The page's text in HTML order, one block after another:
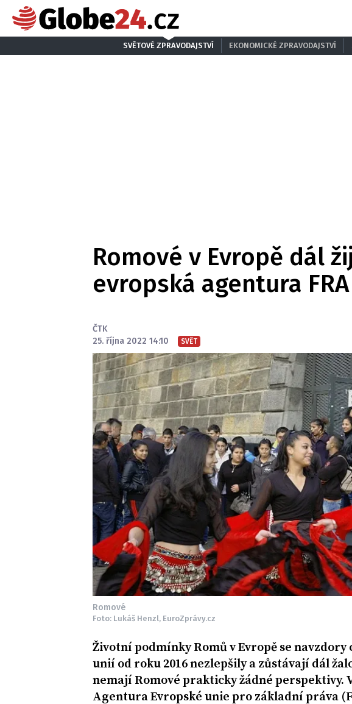
SVĚTOVÉ ZPRAVODAJSTVÍ EKONOMICKÉ ZPRAVODAJSTVÍ
Romové v Evropě dál
evropská agentura FRA
ČTK
25. října 2022 14:10
SVĚT
Romové
Foto: Lukáš Henzl, EuroZprávy.cz
Životní podmínky Romů v Evropě se
unií od roku 2016 nezlepšily a zůstávají dál
nemají Romové prakticky žádné perspektivy.
Agentura Evropské unie pro základní práva